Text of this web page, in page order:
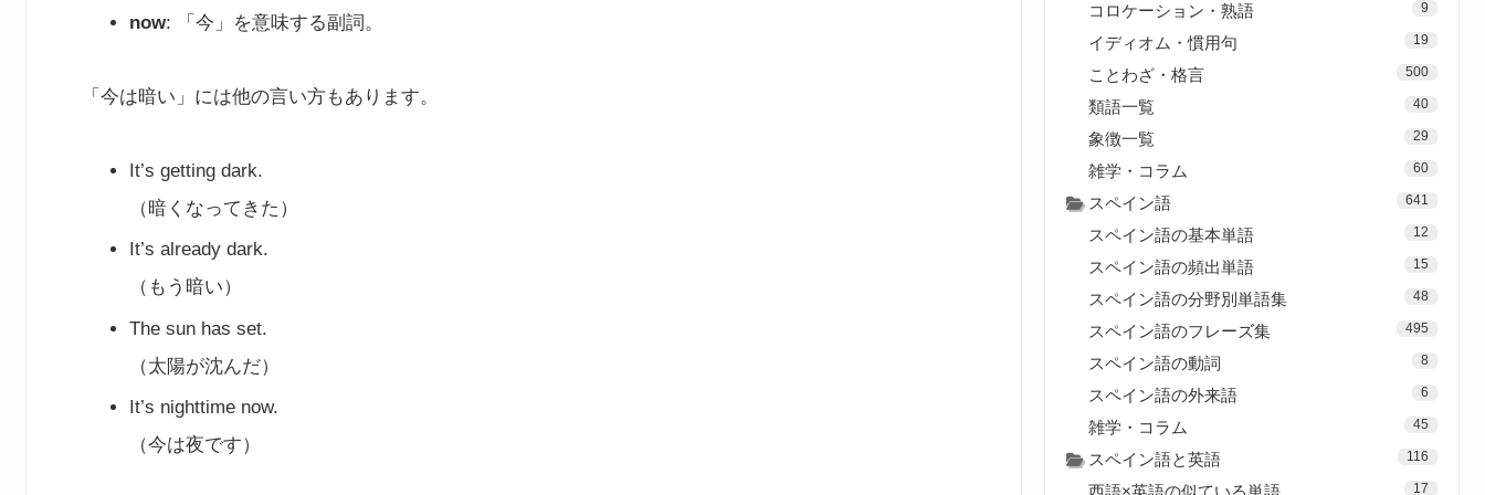
now: 「今」を意味する副詞。
「今は暗い」には他の言い方もあります。
It’s getting dark.
（暗くなってきた）
It’s already dark.
（もう暗い）
The sun has set.
（太陽が沈んだ）
It’s nighttime now.
（今は夜です）
コロケーション・熟語 9
イディオム・慣用句 19
ことわざ・格言 500
類語一覧 40
象徴一覧 29
雑学・コラム 60
スペイン語 641
スペイン語の基本単語 12
スペイン語の頻出単語 15
スペイン語の分野別単語集 48
スペイン語のフレーズ集 495
スペイン語の動詞 8
スペイン語の外来語 6
雑学・コラム 45
スペイン語と英語 116
西語×英語の似ている単語 17